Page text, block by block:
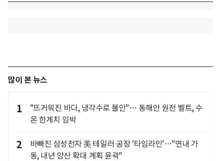
많이 본 뉴스
1
"뜨거워진 바다, 냉각수로 불안"… 동해안 원전 벨트, 수
온 한계치 임박
2
바빠진 삼성전자 美 테일러 공장 '타임라인'…"연내 가
동, 내년 양산 확대 계획 윤곽"